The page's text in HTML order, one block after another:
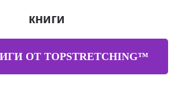
книги
ОТ TOPSTRETCHING™